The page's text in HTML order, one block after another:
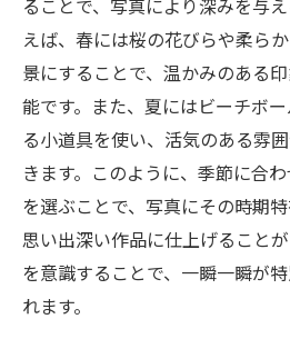
えば、春には桜の花びらや柔ら
景にすることで、温かみのある
能です。また、夏にはビーチボ
る小道具を使い、活気のある雰
きます。このように、季節に合
を選ぶことで、写真にその時期
思い出深い作品に仕上げること
を意識することで、一瞬一瞬が
れます。